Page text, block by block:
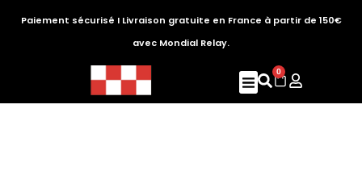
Paiement sécurisé I Livraison gratuite en France à partir de 150€
avec Mondial Relay.
0